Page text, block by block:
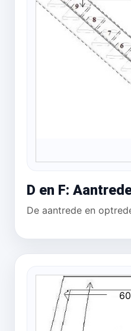
D en F:
De aantrede en